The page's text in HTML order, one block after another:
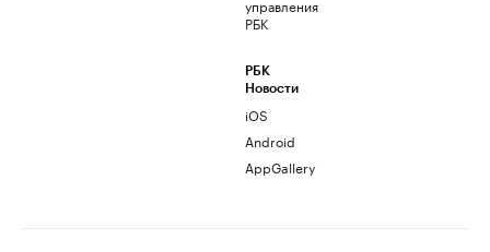
управления
РБК
РБК
Новости
iOS
Android
AppGallery